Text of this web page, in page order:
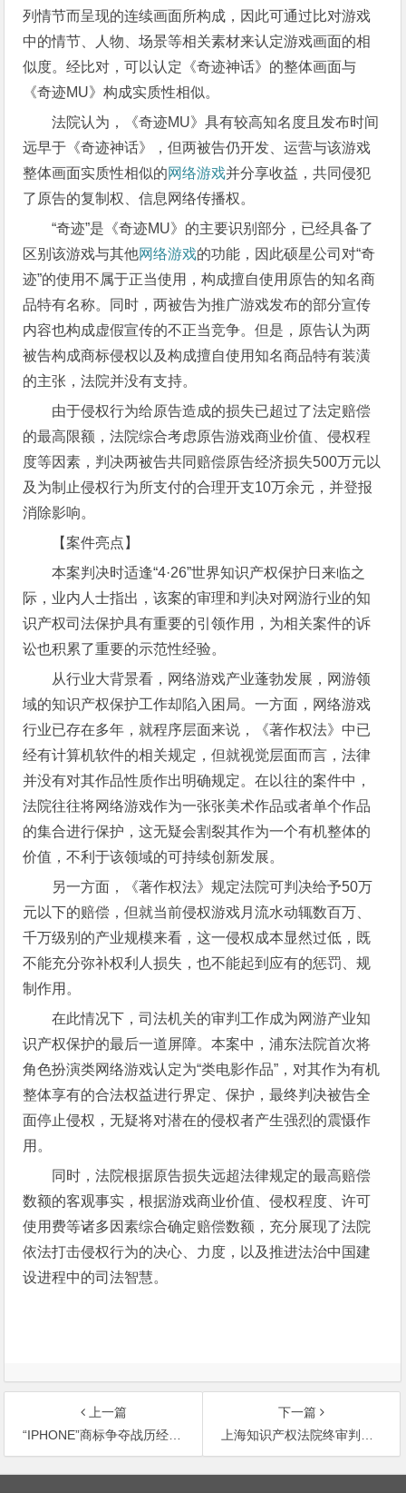
列情节而呈现的连续画面所构成，因此可通过比对游戏
中的情节、人物、场景等相关素材来认定游戏画面的相
似度。经比对，可以认定《奇迹神话》的整体画面与
《奇迹MU》构成实质性相似。
法院认为，《奇迹MU》具有较高知名度且发布时间
远早于《奇迹神话》，但两被告仍开发、运营与该游戏
整体画面实质性相似的网络游戏并分享收益，共同侵犯
了原告的复制权、信息网络传播权。
“奇迹”是《奇迹MU》的主要识别部分，已经具备了
区别该游戏与其他网络游戏的功能，因此硕星公司对“奇
迹”的使用不属于正当使用，构成擅自使用原告的知名商
品特有名称。同时，两被告为推广游戏发布的部分宣传
内容也构成虚假宣传的不正当竞争。但是，原告认为两
被告构成商标侵权以及构成擅自使用知名商品特有装潢
的主张，法院并没有支持。
由于侵权行为给原告造成的损失已超过了法定赔偿
的最高限额，法院综合考虑原告游戏商业价值、侵权程
度等因素，判决两被告共同赔偿原告经济损失500万元以
及为制止侵权行为所支付的合理开支10万余元，并登报
消除影响。
【案件亮点】
本案判决时适逢“4·26”世界知识产权保护日来临之
际，业内人士指出，该案的审理和判决对网游行业的知
识产权司法保护具有重要的引领作用，为相关案件的诉
讼也积累了重要的示范性经验。
从行业大背景看，网络游戏产业蓬勃发展，网游领
域的知识产权保护工作却陷入困局。一方面，网络游戏
行业已存在多年，就程序层面来说，《著作权法》中已
经有计算机软件的相关规定，但就视觉层面而言，法律
并没有对其作品性质作出明确规定。在以往的案件中，
法院往往将网络游戏作为一张张美术作品或者单个作品
的集合进行保护，这无疑会割裂其作为一个有机整体的
价值，不利于该领域的可持续创新发展。
另一方面，《著作权法》规定法院可判决给予50万
元以下的赔偿，但就当前侵权游戏月流水动辄数百万、
千万级别的产业规模来看，这一侵权成本显然过低，既
不能充分弥补权利人损失，也不能起到应有的惩罚、规
制作用。
在此情况下，司法机关的审判工作成为网游产业知
识产权保护的最后一道屏障。本案中，浦东法院首次将
角色扮演类网络游戏认定为“类电影作品”，对其作为有机
整体享有的合法权益进行界定、保护，最终判决被告全
面停止侵权，无疑将对潜在的侵权者产生强烈的震慑作
用。
同时，法院根据原告损失远超法律规定的最高赔偿
数额的客观事实，根据游戏商业价值、侵权程度、许可
使用费等诸多因素综合确定赔偿数额，充分展现了法院
依法打击侵权行为的决心、力度，以及推进法治中国建
设进程中的司法智慧。
上一篇
“IPHONE”商标争夺战历经四载终于尘埃落定
下一篇
上海知识产权法院终审判定聚合盗链和屏蔽广告行为构成不正当竞争
文